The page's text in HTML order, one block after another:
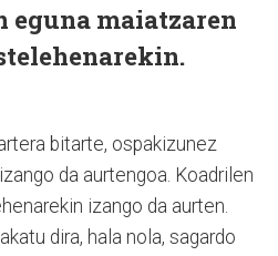
eguna maiatzaren
bitarte, ospakizunez
da aurtengoa. Koadrilen
izango da aurten.
dira, hala nola, sagardo